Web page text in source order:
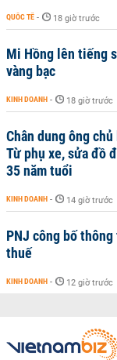
QUỐC TẾ - 18 giờ trước
Mi Hồng lên tiếng
vàng bạc
KINH DOANH - 18 giờ trước
Chân dung ông
Từ phụ xe, sửa đồ
35 năm tuổi
KINH DOANH - 14 giờ trước
PNJ công bố
thuế
KINH DOANH - 12 giờ trước